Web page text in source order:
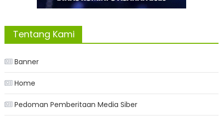
Tentang Kami
Banner
Home
Pedoman Pemberitaan Media Siber